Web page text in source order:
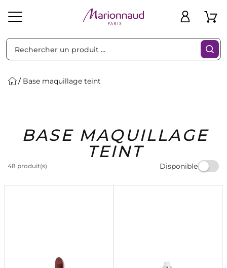
Solaire Homme Marques Idées
Cadeaux
Bons
Plans
Base maquillage teint
BASE MAQUILLAGE
TEINT
48 produit(s) Disponible
Filtres